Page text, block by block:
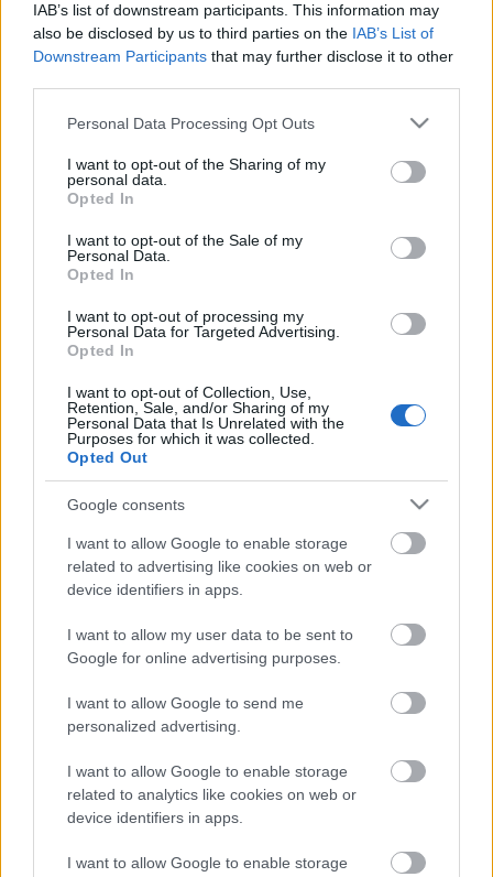
IAB’s list of downstream participants. This information may
also be disclosed by us to third parties on the IAB’s List of
Downstream Participants that may further disclose it to other
Please note that this website/app uses one or more Google
not limited to your visit or usage behaviour. You may click to
grant or deny consent to Google and its third-party tags to
use your data for below specified purposes in below Google
consent section.
Personal Data Processing Opt Outs
I want to opt-out of the Sharing of my
personal data.
Opted In
I want to opt-out of the Sale of my
Personal Data.
Opted In
I want to opt-out of processing my
Personal Data for Targeted Advertising.
Opted In
I want to opt-out of Collection, Use,
Retention, Sale, and/or Sharing of my
Personal Data that Is Unrelated with the
Purposes for which it was collected.
Opted Out
Google consents
I want to allow Google to enable storage
related to advertising like cookies on web or
device identifiers in apps.
I want to allow my user data to be sent to
Google for online advertising purposes.
I want to allow Google to send me
personalized advertising.
I want to allow Google to enable storage
related to analytics like cookies on web or
device identifiers in apps.
I want to allow Google to enable storage
Címkék:Fischer Iván
Tud a karmester táncolni?
Illetlenek
Szólj hozzá!